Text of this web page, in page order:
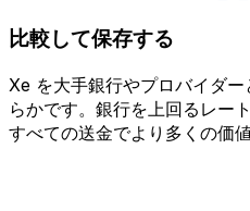
比較して保存する
Xe を大手銀行やプロバイダ
らかです。銀行を上回るレー
すべての送金でより多くの価